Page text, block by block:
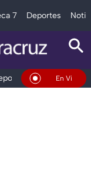
7 Deportes
Espectáculos
En Vivo